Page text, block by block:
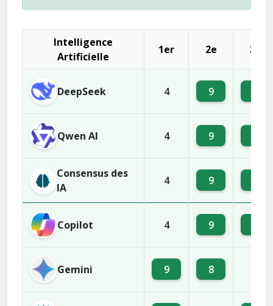
Intelligence
Artificielle
1er 2e 3e
DeepSeek 4 9
Qwen AI 4 9
Consensus des
IA
4 9
Copilot 4 9
Gemini 9 8